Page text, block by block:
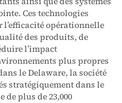
Ces technologies
opérationnelle
des produits, de
l’impact
plus propres
le Delaware, la société
stratégiquement dans le
de plus de 23,000